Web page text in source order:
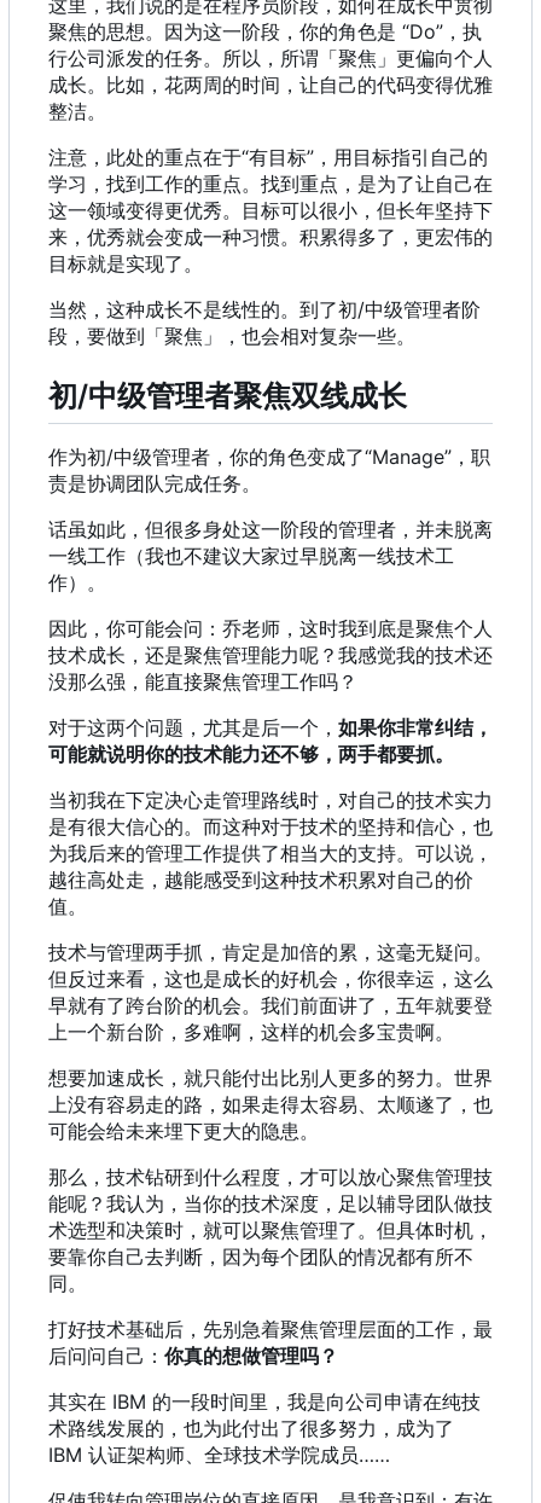
这里，我们说的是在程序员阶段，如何在成长中贯彻
聚焦的思想。因为这一阶段，你的角色是 “Do” ， 执
行公司派发的任务。所以 ， 所谓「聚焦」更偏向个人
成长。比如 ， 花两周的时间 ， 让自己的代码变得优雅
整洁。
注意，此处的重点在于“有目标”，用目标指引自己的
学习，找到工作的重点。找到重点，是为了让自己在
这一领域变得更优秀。目标可以很小，但长年坚持下
来，优秀就会变成一种习惯。积累得多了，更宏伟的
目标就是实现了。
当然，这种成长不是线性的。到了初/中级管理者阶
段，要做到「聚焦」，也会相对复杂一些。
初/中级管理者聚焦双线成长
作为初/中级管理者 ， 你的角色变成了“Manage” ， 职
责是协调团队完成任务。
话虽如此，但很多身处这一阶段的管理者，并未脱离
一线工作（我也不建议大家过早脱离一线技术工
作）。
因此，你可能会问：乔老师，这时我到底是聚焦个人
技术成长，还是聚焦管理能力呢？我感觉我的技术还
没那么强，能直接聚焦管理工作吗？
对于这两个问题，尤其是后一个， 如果你非常纠结，
可能就说明你的技术能力还不够，两手都要抓。
当初我在下定决心走管理路线时，对自己的技术实力
是有很大信心的。而这种对于技术的坚持和信心，也
为我后来的管理工作提供了相当大的支持。可以说，
越往高处走，越能感受到这种技术积累对自己的价
值。
技术与管理两手抓，肯定是加倍的累，这毫无疑问。
但反过来看，这也是成长的好机会，你很幸运，这么
早就有了跨台阶的机会。我们前面讲了，五年就要登
上一个新台阶，多难啊，这样的机会多宝贵啊。
想要加速成长，就只能付出比别人更多的努力。世界
上没有容易走的路，如果走得太容易、太顺遂了，也
可能会给未来埋下更大的隐患。
那么，技术钻研到什么程度，才可以放心聚焦管理技
能呢？我认为，当你的技术深度，足以辅导团队做技
术选型和决策时，就可以聚焦管理了。但具体时机，
要靠你自己去判断，因为每个团队的情况都有所不
同。
打好技术基础后，先别急着聚焦管理层面的工作，最
后问问自己： 你真的想做管理吗？
其实在 IBM 的一段时间里，我是向公司申请在纯技
术路线发展的，也为此付出了很多努力，成为了
IBM 认证架构师、全球技术学院成员……